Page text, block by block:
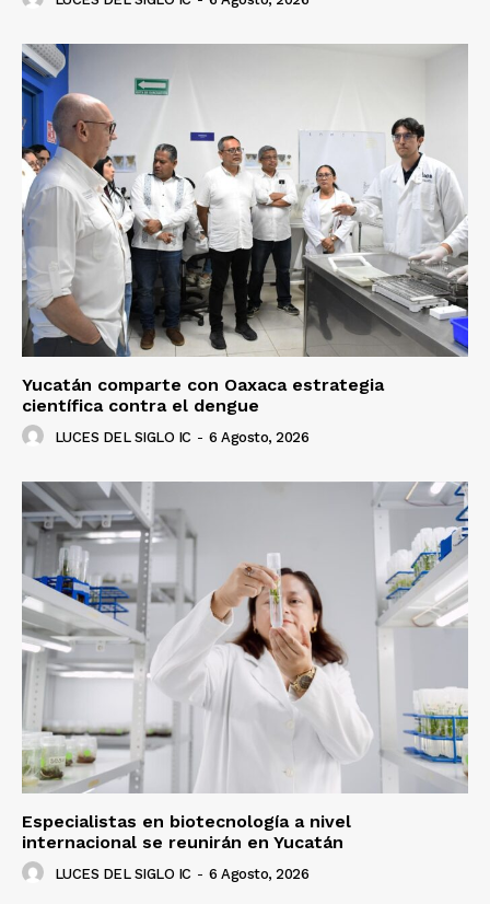
Yucatán comparte con Oaxaca estrategia
científica contra el dengue
LUCES DEL SIGLO IC - 6 Agosto, 2026
Especialistas en biotecnología a nivel
internacional se reunirán en Yucatán
LUCES DEL SIGLO IC - 6 Agosto, 2026